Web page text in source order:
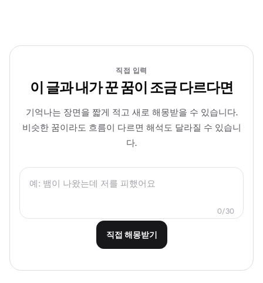
직접 입력
이 글과 내가 꾼 꿈이 조금 다르다면
기억나는 장면을 짧게 적고 새로 해몽받을 수 있습니다.
비슷한 꿈이라도 흐름이 다르면 해석도 달라질 수 있습니
다.
0/30
직접 해몽받기